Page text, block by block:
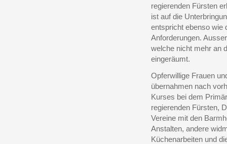
regierenden Fürsten
ist auf die
entspricht ebenso wie
Anforderungen.
welche nicht mehr an
eingeräumt.
Opferwillige Frauen
übernahmen nach
Kurses bei dem
regierenden Fürsten,
Vereine mit den
Anstalten, andere
Küchenarbeiten und